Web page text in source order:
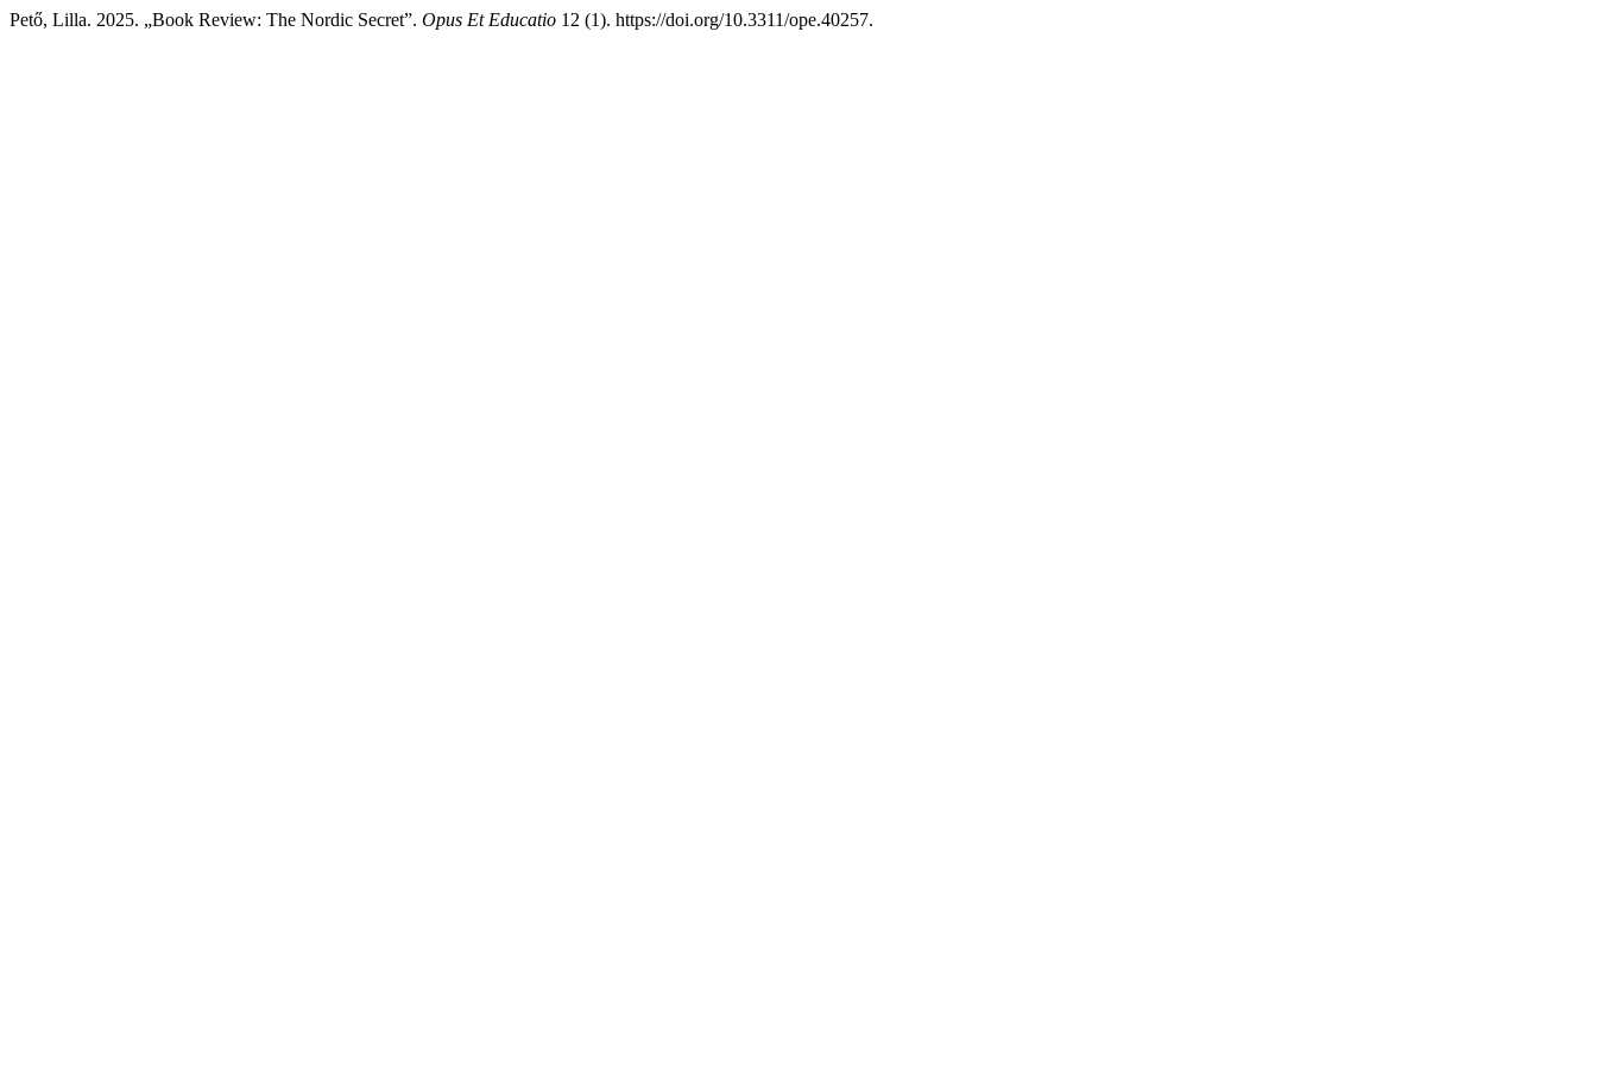
Pető, Lilla. 2025. „Book Review: The Nordic Secret”. Opus Et Educatio 12 (1). https://doi.org/10.3311/ope.40257.